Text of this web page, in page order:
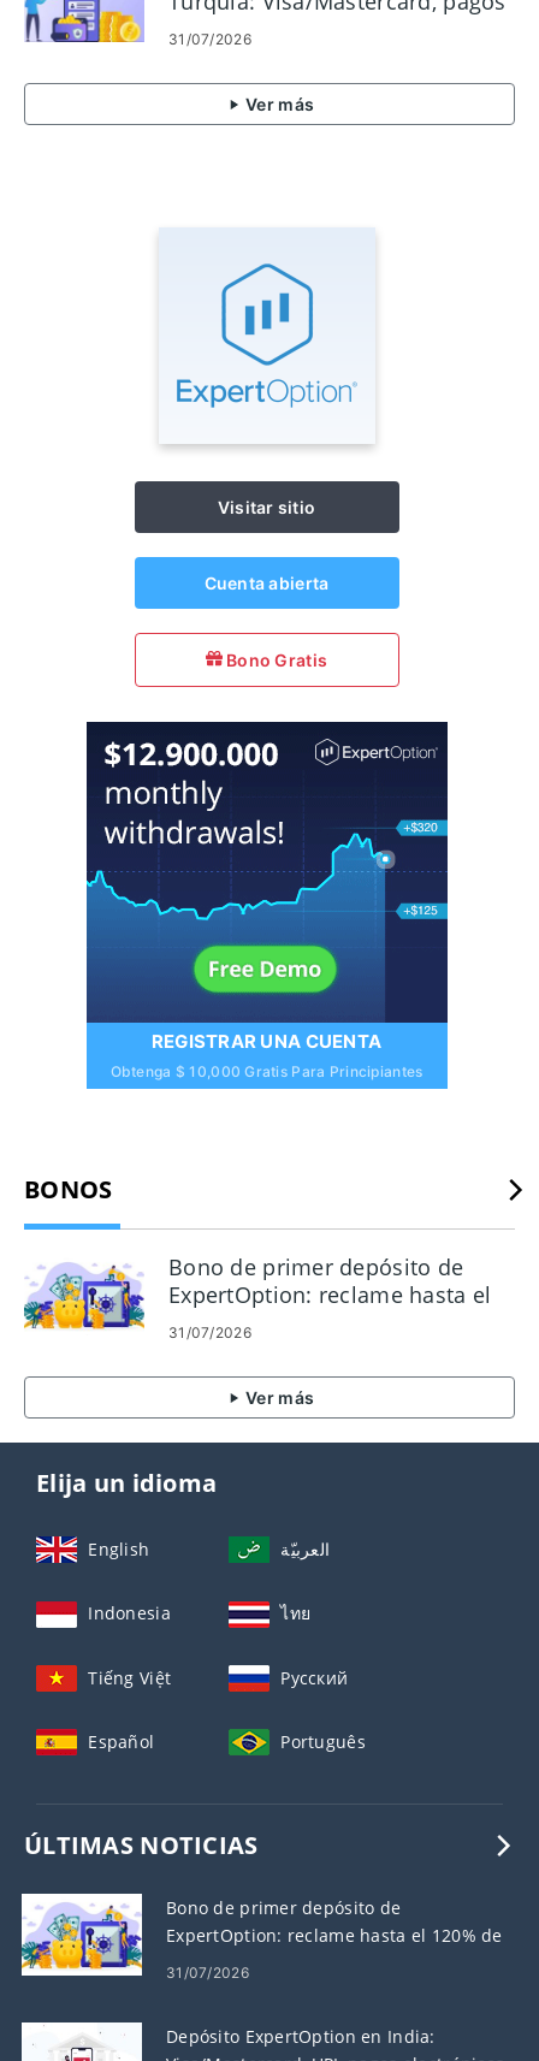
electrónicos y criptomonedas
31/07/2026
Ver más
Visitar sitio
Cuenta abierta
Bono Gratis
REGISTRAR UNA CUENTA
Obtenga $ 10,000 Gratis Para Principiantes
BONOS
Bono de primer depósito de
ExpertOption: reclame hasta el
120% de su depósito
31/07/2026
Ver más
Elija un idioma
English العربيّة
Indonesia ไทย
Tiếng Việt Русский
Español Português
ÚLTIMAS NOTICIAS
Bono de primer depósito de
ExpertOption: reclame hasta el 120% de
su depósito
31/07/2026
Depósito ExpertOption en India: